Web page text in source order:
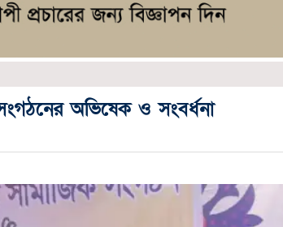
অভিষেক ও সংবর্ধনা